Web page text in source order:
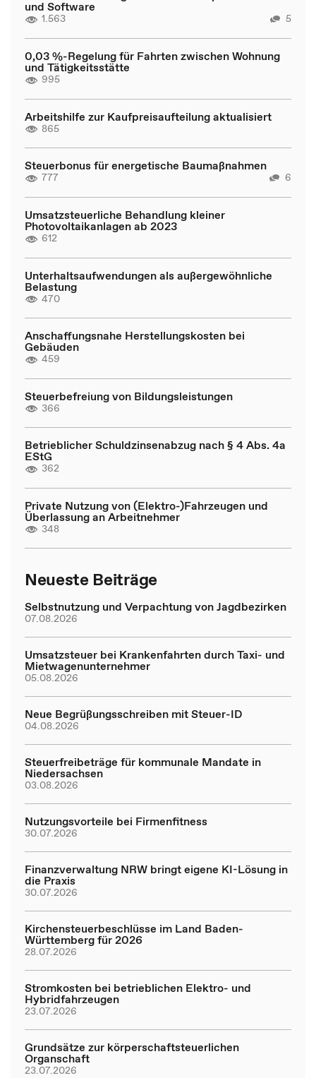
und Software
1.563 5
0,03 %-Regelung für Fahrten zwischen Wohnung
und Tätigkeitsstätte
995
Arbeitshilfe zur Kaufpreisaufteilung aktualisiert
865
Steuerbonus für energetische Baumaßnahmen
777 6
Umsatzsteuerliche Behandlung kleiner
Photovoltaikanlagen ab 2023
612
Unterhaltsaufwendungen als außergewöhnliche
Belastung
470
Anschaffungsnahe Herstellungskosten bei
Gebäuden
459
Steuerbefreiung von Bildungsleistungen
366
Betrieblicher Schuldzinsenabzug nach § 4 Abs. 4a
EStG
362
Private Nutzung von (Elektro-)Fahrzeugen und
Überlassung an Arbeitnehmer
348
Neueste Beiträge
Selbstnutzung und Verpachtung von Jagdbezirken
07.08.2026
Umsatzsteuer bei Krankenfahrten durch Taxi- und
Mietwagenunternehmer
05.08.2026
Neue Begrüßungsschreiben mit Steuer-ID
04.08.2026
Steuerfreibeträge für kommunale Mandate in
Niedersachsen
03.08.2026
Nutzungsvorteile bei Firmenfitness
30.07.2026
Finanzverwaltung NRW bringt eigene KI-Lösung in
die Praxis
30.07.2026
Kirchensteuerbeschlüsse im Land Baden-
Württemberg für 2026
28.07.2026
Stromkosten bei betrieblichen Elektro- und
Hybridfahrzeugen
23.07.2026
Grundsätze zur körperschaftsteuerlichen
Organschaft
23.07.2026